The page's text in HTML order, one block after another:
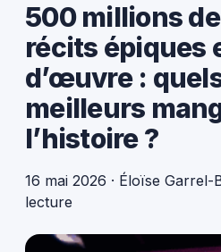
500 millions
récits épiques
d’œuvre :
meilleurs
l’histoire ?
16 mai 2026 · Éloïse Garrel-
lecture